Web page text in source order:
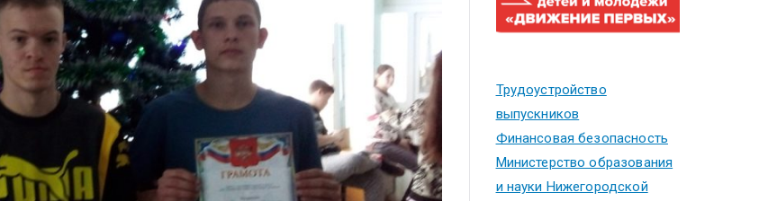
Трудоустройство
выпускников
Финансовая безопасность
Министерство образования
и науки Нижегородской